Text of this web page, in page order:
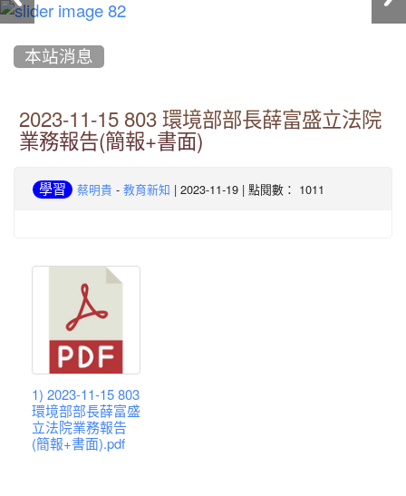
本站消息
2023-11-15 803 環境部部長薛富盛立法院
業務報告(簡報+書面)
學習 蔡明貴 - 教育新知 | 2023-11-19 | 點閱數： 1011
1) 2023-11-15 803
環境部部長薛富盛
立法院業務報告
(簡報+書面).pdf